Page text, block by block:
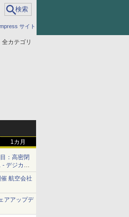
サイト
全カテゴリ
1カ月
：高密閉
- デジカメ
航空会社
アアップデ